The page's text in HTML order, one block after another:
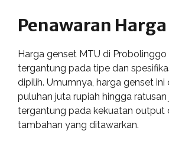
Penawaran Harga
Harga genset MTU di Probolinggo
tergantung pada tipe dan
dipilih. Umumnya, harga genset
puluhan juta rupiah hingga ratusan
tergantung pada kekuatan output
tambahan yang ditawarkan.